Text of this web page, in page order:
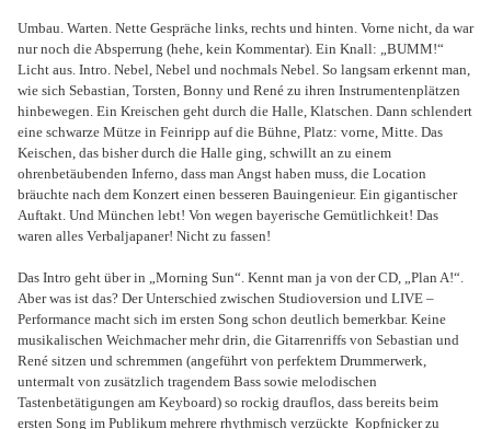
Umbau. Warten. Nette Gespräche links, rechts und hinten. Vorne nicht, da war
nur noch die Absperrung (hehe, kein Kommentar). Ein Knall: „BUMM!“
Licht aus. Intro. Nebel, Nebel und nochmals Nebel. So langsam erkennt man,
wie sich Sebastian, Torsten, Bonny und René zu ihren Instrumentenplätzen
hinbewegen. Ein Kreischen geht durch die Halle, Klatschen. Dann schlendert
eine schwarze Mütze in Feinripp auf die Bühne, Platz: vorne, Mitte. Das
Keischen, das bisher durch die Halle ging, schwillt an zu einem
ohrenbetäubenden Inferno, dass man Angst haben muss, die Location
bräuchte nach dem Konzert einen besseren Bauingenieur. Ein gigantischer
Auftakt. Und München lebt! Von wegen bayerische Gemütlichkeit! Das
waren alles Verbaljapaner! Nicht zu fassen!
Das Intro geht über in „Morning Sun“. Kennt man ja von der CD, „Plan A!“.
Aber was ist das? Der Unterschied zwischen Studioversion und LIVE –
Performance macht sich im ersten Song schon deutlich bemerkbar. Keine
musikalischen Weichmacher mehr drin, die Gitarrenriffs von Sebastian und
René sitzen und schremmen (angeführt von perfektem Drummerwerk,
untermalt von zusätzlich tragendem Bass sowie melodischen
Tastenbetätigungen am Keyboard) so rockig drauflos, dass bereits beim
ersten Song im Publikum mehrere rhythmisch verzückte Kopfnicker zu